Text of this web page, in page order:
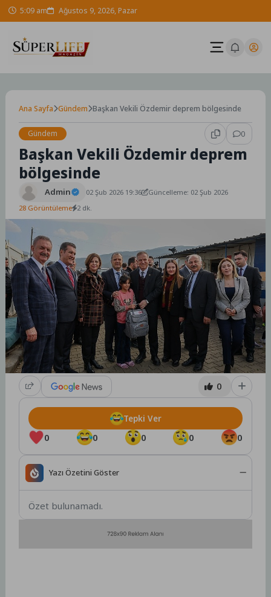
Skip 5:09 am Ağustos 9, 2026, Pazar
Ana Sayfa Gündem Başkan Vekili Özdemir deprem bölgesinde
Gündem 0
Başkan Vekili Özdemir deprem
bölgesinde
Admin 02 Şub 2026 19:36
Güncelleme: 02 Şub 2026
28 Görüntüleme 2 dk.
0
0 0 0 0 0
Tepki Ver
Yazı Özetini Göster
Özet bulunamadı.